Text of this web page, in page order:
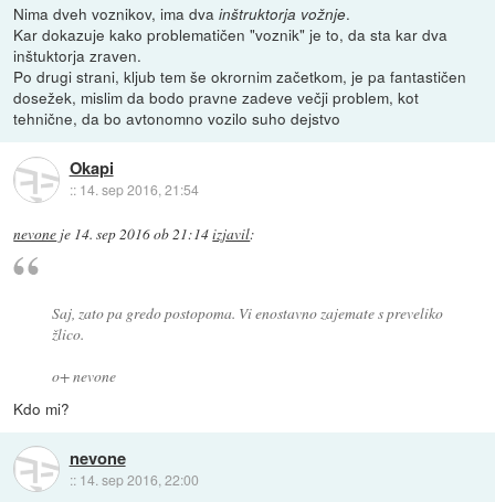
Nima dveh voznikov, ima dvainštruktorja vožnje.
Kar dokazuje kako problematičen "voznik" je to, da sta kar dva
inštuktorja zraven.
Po drugi strani, kljub tem še okrornim začetkom, je pa fantastičen
dosežek, mislim da bodo pravne zadeve večji problem, kot
tehnične, da bo avtonomno vozilo suho dejstvo
Okapi
:: 14. sep 2016, 21:54
nevone je 14. sep 2016 ob 21:14izjavil:
Saj, zato pa gredo postopoma. Vi enostavno zajemate s preveliko
žlico.
o+ nevone
Kdo mi?
nevone
:: 14. sep 2016, 22:00